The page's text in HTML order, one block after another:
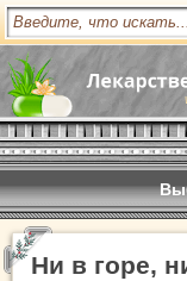
Ни в горе,